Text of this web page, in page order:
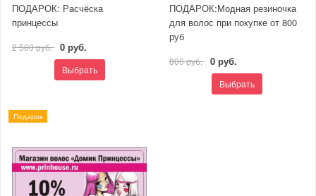
ПОДАРОК: Расчёска
принцессы
2 500 руб. 0 руб.
Выбрать
ПОДАРОК:Модная резиночка
для волос при покупке от 800
руб
800 руб. 0 руб.
Выбрать
Подарок